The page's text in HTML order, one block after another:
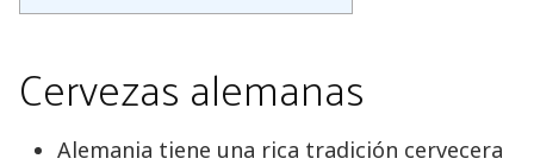
Cervezas alemanas
Alemania tiene una rica tradición cervecera